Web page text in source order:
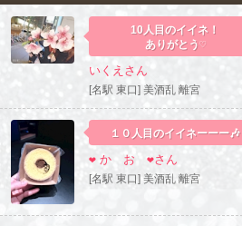
10人目のイイネ！
ありがとう♡
いくえさん
[名駅 東口] 美酒乱 離宮
１０人目のイイネーーー🎶
❤️ か お ❤️さん
[名駅 東口] 美酒乱 離宮